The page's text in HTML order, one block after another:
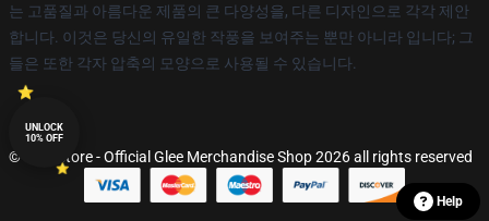
는 고품질과 아름다운 제품의 큰 다양성을, 다른 디자인으로 각각 제안
합니다. 이것은 당신의 유일한 작풍을 보여주는 뿐만 아니라 입니다; 그
들은 또한 각자 압축의 모양으로 사용될 수 있습니다.
© Glee Store - Official Glee Merchandise Shop 2026 all rights reserved
Help
UNLOCK
10% OFF